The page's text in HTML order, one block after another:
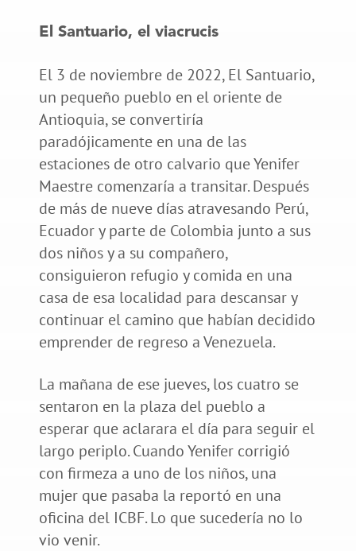
El Santuario, el viacrucis
El 3 de noviembre de 2022, El Santuario,
un pequeño pueblo en el oriente de
Antioquia, se convertiría
paradójicamente en una de las
estaciones de otro calvario que Yenifer
Maestre comenzaría a transitar. Después
de más de nueve días atravesando Perú,
Ecuador y parte de Colombia junto a sus
dos niños y a su compañero,
consiguieron refugio y comida en una
casa de esa localidad para descansar y
continuar el camino que habían decidido
emprender de regreso a Venezuela.
La mañana de ese jueves, los cuatro se
sentaron en la plaza del pueblo a
esperar que aclarara el día para seguir el
largo periplo. Cuando Yenifer corrigió
con firmeza a uno de los niños, una
mujer que pasaba la reportó en una
oficina del ICBF. Lo que sucedería no lo
vio venir.